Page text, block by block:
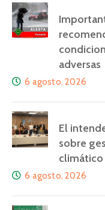
adversas
6 agosto, 2026
El
sobre
climático
6 agosto, 2026